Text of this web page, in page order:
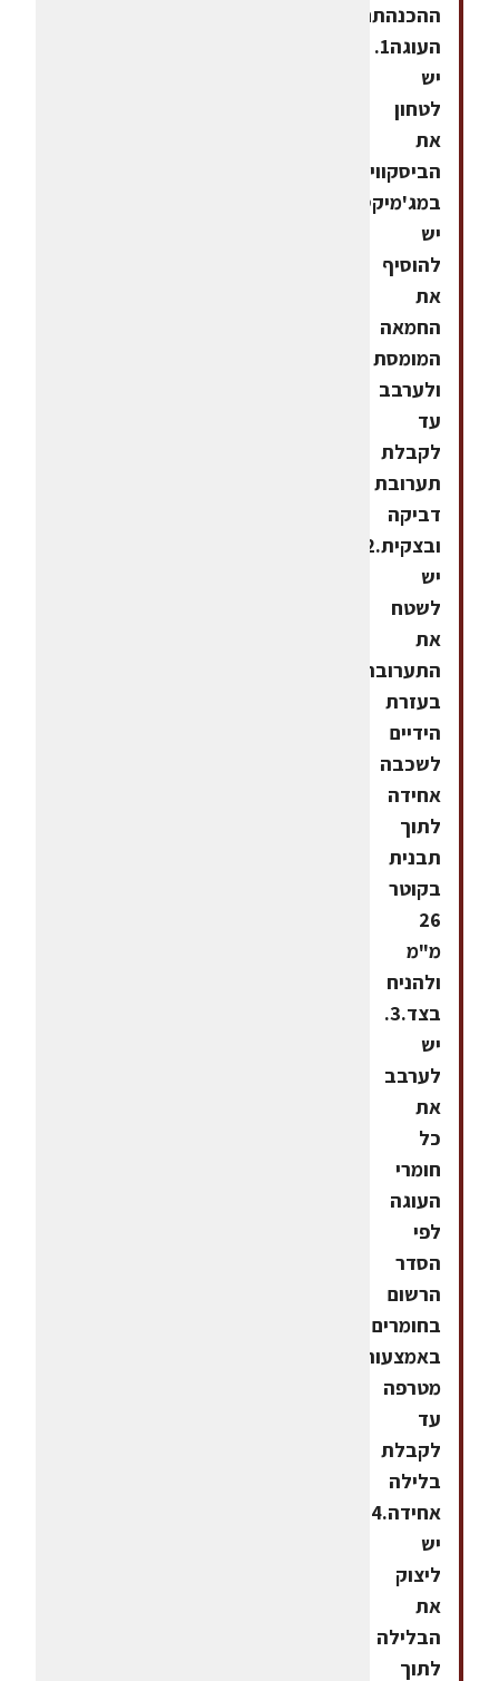
ההכנהתחתית
העוגה1.
יש
לטחון
את
הביסקוויטים
במג'מיקס,
יש
להוסיף
את
החמאה
המומסת
ולערבב
עד
לקבלת
תערובת
דביקה
יש
לשטח
את
התערובת
בעזרת
הידיים
לשכבה
אחידה
לתוך
תבנית
בקוטר
26
מ"מ
ולהניח
בצד.3.
יש
לערבב
את
כל
חומרי
העוגה
לפי
הסדר
הרשום
בחומרים
באמצעות
מטרפה
עד
לקבלת
בלילה
יש
ליצוק
את
הבלילה
לתוך